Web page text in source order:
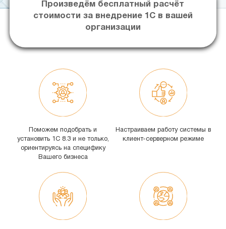
Произведём бесплатный расчёт
стоимости за внедрение 1С в вашей
организации
Поможем подобрать и
установить 1С 8.3 и не только,
ориентируясь на специфику
Вашего бизнеса
Настраиваем работу системы в
клиент-серверном режиме